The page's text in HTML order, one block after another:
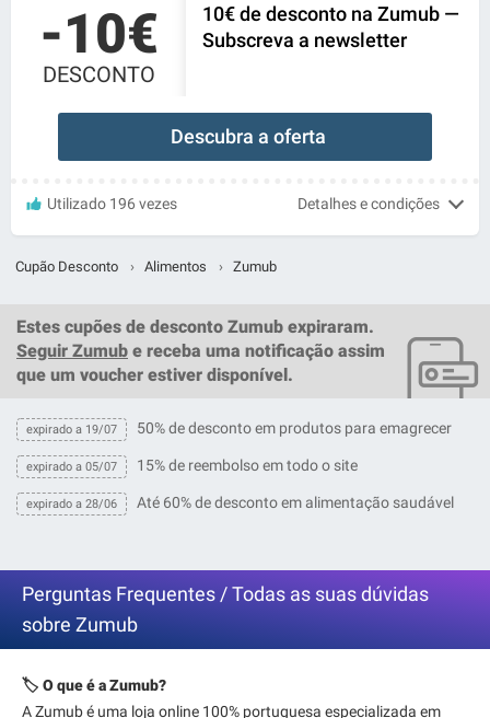
-10€
DESCONTO
10€ de desconto na Zumub —
Subscreva a newsletter
Descubra a oferta
Utilizado 196 vezes Detalhes e condições
Cupão Desconto › Alimentos › Zumub
Estes cupões de desconto Zumub expiraram.
Seguir Zumub e receba uma notificação assim
que um voucher estiver disponível.
expirado a 19/07 50% de desconto em produtos para emagrecer
expirado a 05/07 15% de reembolso em todo o site
expirado a 28/06 Até 60% de desconto em alimentação saudável
Perguntas Frequentes / Todas as suas dúvidas
sobre Zumub
🏷️ O que é a Zumub?
A Zumub é uma loja online 100% portuguesa especializada em